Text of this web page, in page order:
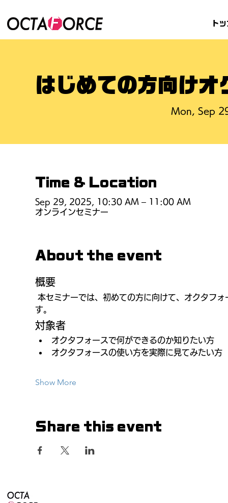
ト
はじめての方向けオ
Mon, Sep
Time & Location
Sep 29, 2025, 10:30 AM – 11:00 AM
オンラインセミナー
About the event
概要
す。
対象者
オクタフォースで何ができるのか知りたい方
オクタフォースの使い方を実際に見てみたい方
Show More
Share this event